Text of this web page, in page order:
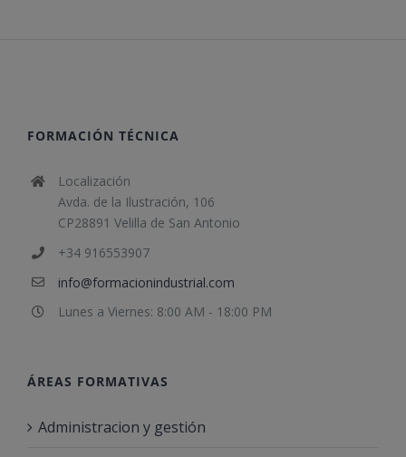
FORMACIÓN TÉCNICA
Localización
Avda. de la Ilustración, 106
CP28891 Velilla de San Antonio
+34 916553907
info@formacionindustrial.com
Lunes a Viernes: 8:00 AM - 18:00 PM
ÁREAS FORMATIVAS
Administracion y gestión